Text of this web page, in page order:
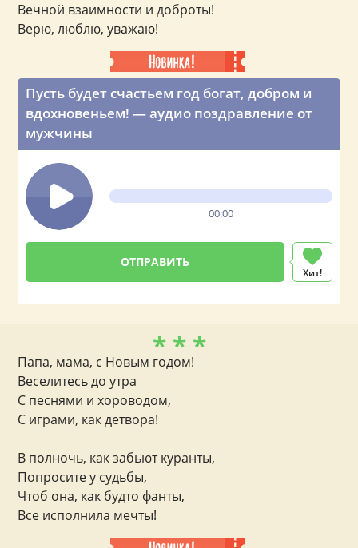
Пусть будет счастьем год богат, добром и
вдохновеньем! — аудио поздравление от
мужчины
00:00
Хит!
Вечной взаимности и доброты!
Верю, люблю, уважаю!
* * *
Папа, мама, с Новым годом!
Веселитесь до утра
С песнями и хороводом,
С играми, как детвора!
В полночь, как забьют куранты,
Попросите у судьбы,
Чтоб она, как будто фанты,
Все исполнила мечты!